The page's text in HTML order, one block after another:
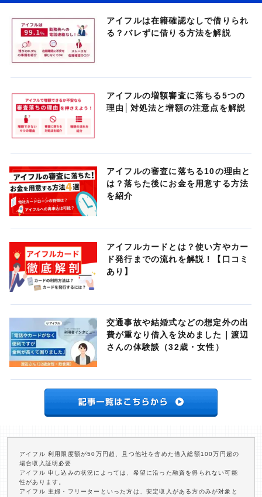
アイフルは在籍確認なしで借りられ
る？バレずに借りる方法を解説
アイフルの増額審査に落ちる5つの
理由│対処法と増額の注意点を解説
アイフルの審査に落ちる10の理由と
は？落ちた後にお金を用意する方法
を紹介
アイフルカードとは？使い方やカー
ド発行までの流れを解説！【口コミ
あり】
交通事故や結婚式などの想定外の出
費が重なり借入を決めました｜渡辺
さんの体験談（32歳・女性）
アイフル 利用限度額が50万円超、且つ他社を含めた借入総額100万円超の
場合収入証明必要
アイフル 申し込みの状況によっては、希望に沿った融資を得られない可能
性があります。
アイフル 主婦・フリーターといった方は、安定収入がある方のみが対象と